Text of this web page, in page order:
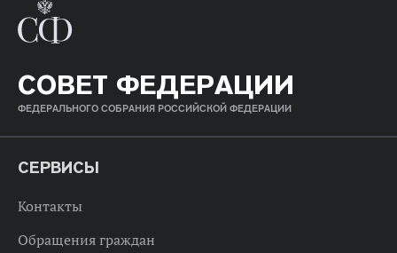
СОВЕТ ФЕДЕРАЦИИ
ФЕДЕРАЛЬНОГО СОБРАНИЯ РОССИЙСКОЙ ФЕДЕРАЦИИ
СЕРВИСЫ
Контакты
Обращения граждан